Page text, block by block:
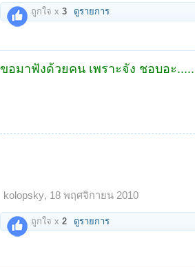
ถูกใจ x 3 ดูรายการ
ขอมาฟังด้วยคน เพราะจัง ชอบอะ.....
kolopsky, 18 พฤศจิกายน 2010
ถูกใจ x 2 ดูรายการ